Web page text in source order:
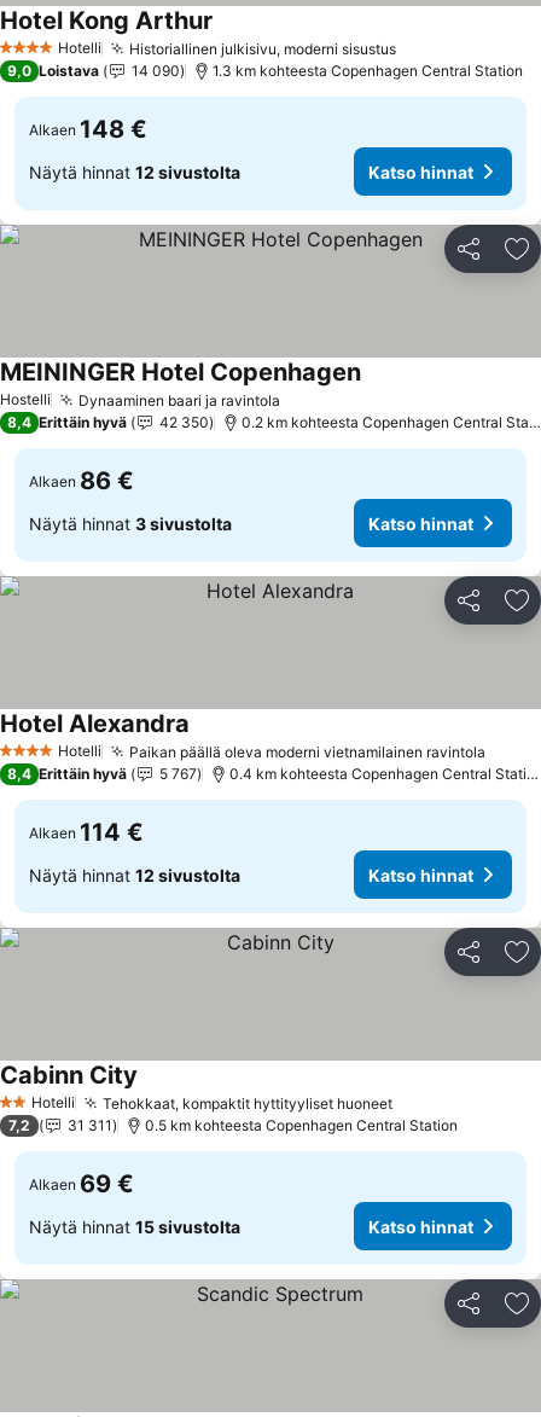
4 Tähtiluokitus
Hotelli Historiallinen julkisivu, moderni sisustus
Hotel Kong Arthur
9,0 Loistava 14 090 1.3 km kohteesta Copenhagen Central Station
Alkaen 148 €
Näytä hinnat 12 sivustolta Katso hinnat
Jaa
Hostelli Dynaaminen baari ja ravintola
MEININGER Hotel Copenhagen
8,4 Erittäin hyvä 42 350 0.2 km kohteesta Copenhagen Central Station
Alkaen 86 €
Näytä hinnat 3 sivustolta Katso hinnat
Jaa
4 Tähtiluokitus
Hotelli Paikan päällä oleva moderni vietnamilainen ravintola
Hotel Alexandra
8,4 Erittäin hyvä 5 767 0.4 km kohteesta Copenhagen Central Station
Alkaen 114 €
Näytä hinnat 12 sivustolta Katso hinnat
Jaa
2 Tähtiluokitus
Hotelli Tehokkaat, kompaktit hyttityyliset huoneet
Cabinn City
7,2 31 311 0.5 km kohteesta Copenhagen Central Station
Alkaen 69 €
Näytä hinnat 15 sivustolta Katso hinnat
Jaa